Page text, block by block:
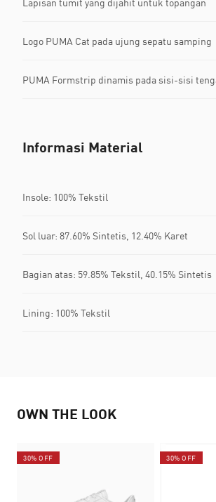
Logo PUMA Cat pada ujung sepatu samping
PUMA Formstrip dinamis pada sisi-sisi
Informasi Material
Insole: 100% Tekstil
Sol luar: 87.60% Sintetis, 12.40% Karet
Bagian atas: 59.85% Tekstil, 40.15% Sintetis
Lining: 100% Tekstil
OWN THE LOOK
30% OFF 30% OFF